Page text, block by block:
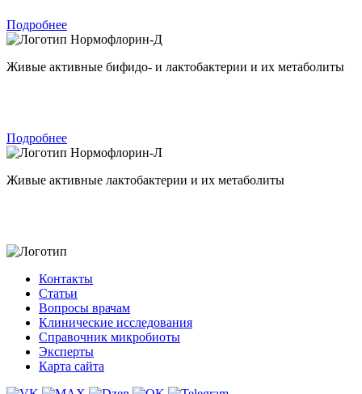
Подробнее
Нормофлорин-Д
Живые активные бифидо- и лактобактерии и их метаболиты
Подробнее
Нормофлорин-Л
Живые активные лактобактерии и их метаболиты
Контакты
Статьи
Вопросы врачам
Клинические исследования
Справочник микробиоты
Эксперты
Карта сайта